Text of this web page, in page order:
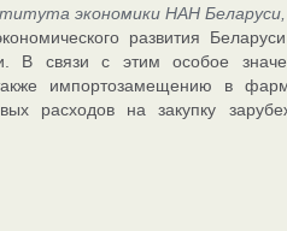
экономики НАН Беларуси,
развития
В связи с этим особое
импортозамещению в
расходов на закупку